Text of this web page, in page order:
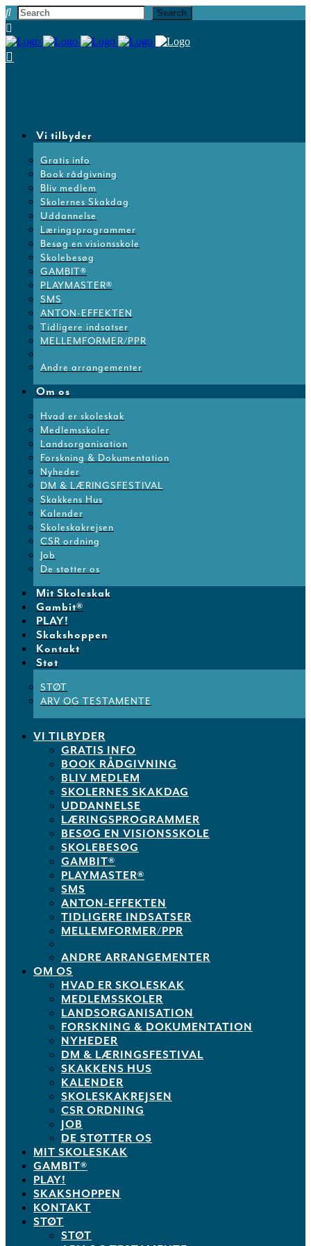
Vi tilbyder
Gratis info
Book rådgivning
Bliv medlem
Skolernes Skakdag
Uddannelse
Læringsprogrammer
Besøg en visionsskole
Skolebesøg
GAMBIT®
PLAYMASTER®
SMS
ANTON-EFFEKTEN
Tidligere indsatser
MELLEMFORMER/PPR
Andre arrangementer
Om os
Hvad er skoleskak
Medlemsskoler
Landsorganisation
Forskning & Dokumentation
Nyheder
DM & LÆRINGSFESTIVAL
Skakkens Hus
Kalender
Skoleskakrejsen
CSR ordning
Job
De støtter os
Mit Skoleskak
Gambit®
PLAY!
Skakshoppen
Kontakt
Støt
STØT
ARV OG TESTAMENTE
VI TILBYDER
GRATIS INFO
BOOK RÅDGIVNING
BLIV MEDLEM
SKOLERNES SKAKDAG
UDDANNELSE
LÆRINGSPROGRAMMER
BESØG EN VISIONSSKOLE
SKOLEBESØG
GAMBIT®
PLAYMASTER®
SMS
ANTON-EFFEKTEN
TIDLIGERE INDSATSER
MELLEMFORMER/PPR
ANDRE ARRANGEMENTER
OM OS
HVAD ER SKOLESKAK
MEDLEMSSKOLER
LANDSORGANISATION
FORSKNING & DOKUMENTATION
NYHEDER
DM & LÆRINGSFESTIVAL
SKAKKENS HUS
KALENDER
SKOLESKAKREJSEN
CSR ORDNING
JOB
DE STØTTER OS
MIT SKOLESKAK
GAMBIT®
PLAY!
SKAKSHOPPEN
KONTAKT
STØT
STØT